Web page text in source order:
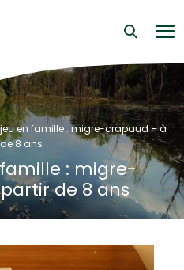
Réserve Naturelle au
en famille : migre-crapaud – à
8 ans
: migre-
de 8 ans